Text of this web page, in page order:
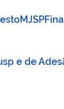
e de